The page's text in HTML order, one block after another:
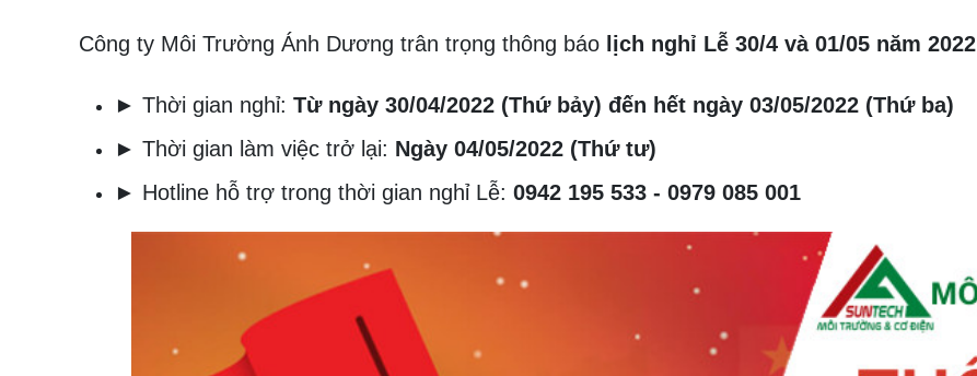
Công ty Môi Trường Ánh Dương trân trọng thông báo lịch nghỉ Lễ 30/4 và 01/05 năm 2022
► Thời gian nghỉ: Từ ngày 30/04/2022 (Thứ bảy) đến hết ngày 03/05/2022 (Thứ ba)
► Thời gian làm việc trở lại: Ngày 04/05/2022 (Thứ tư)
► Hotline hỗ trợ trong thời gian nghỉ Lễ: 0942 195 533 - 0979 085 001